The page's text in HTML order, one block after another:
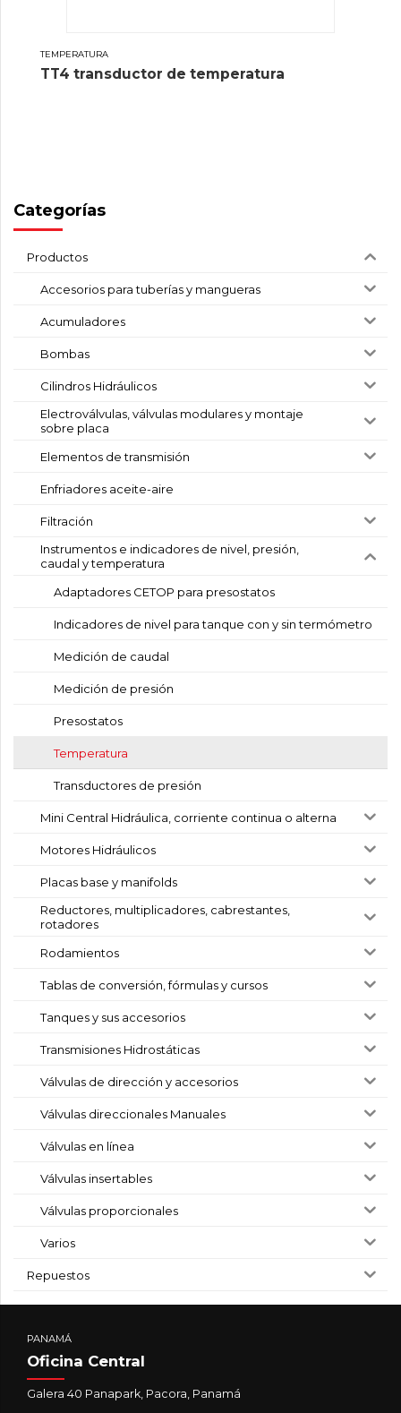
TEMPERATURA
TT4 transductor de temperatura
Categorías
Productos
Accesorios para tuberías y mangueras
Acumuladores
Bombas
Cilindros Hidráulicos
Electroválvulas, válvulas modulares y montaje
sobre placa
Elementos de transmisión
Enfriadores aceite-aire
Filtración
Instrumentos e indicadores de nivel, presión,
caudal y temperatura
Adaptadores CETOP para presostatos
Indicadores de nivel para tanque con y sin termómetro
Medición de caudal
Medición de presión
Presostatos
Temperatura
Transductores de presión
Mini Central Hidráulica, corriente continua o alterna
Motores Hidráulicos
Placas base y manifolds
Reductores, multiplicadores, cabrestantes,
rotadores
Rodamientos
Tablas de conversión, fórmulas y cursos
Tanques y sus accesorios
Transmisiones Hidrostáticas
Válvulas de dirección y accesorios
Válvulas direccionales Manuales
Válvulas en línea
Válvulas insertables
Válvulas proporcionales
Varios
Repuestos
PANAMÁ
Oficina Central
Galera 40 Panapark, Pacora, Panamá